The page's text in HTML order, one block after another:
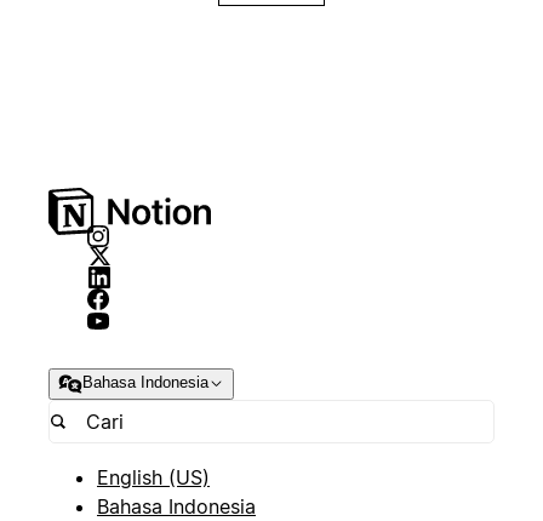
Bahasa Indonesia
English (US)
Bahasa Indonesia